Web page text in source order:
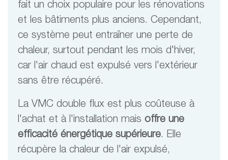
fait un choix populaire pour les rénovations
et les bâtiments plus anciens. Cependant,
ce système peut entraîner une perte de
chaleur, surtout pendant les mois d'hiver,
car l'air chaud est expulsé vers l'extérieur
sans être récupéré.
La VMC double flux est plus coûteuse à
l'achat et à l'installation mais offre une
efficacité énergétique supérieure. Elle
récupère la chaleur de l'air expulsé,